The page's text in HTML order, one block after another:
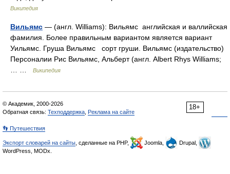
Википедия
Вильямс — (англ. Williams): Вильямс английская и валлийская
фамилия. Более правильным вариантом является вариант
Уильямс. Груша Вильямс сорт груши. Вильямс (издательство)
Персоналии Рис Вильямс, Альберт (англ. Albert Rhys Williams;
Википедия
18+
© Академик, 2000-2026
Обратная связь: Техподдержка Реклама на сайте
👣 Путешествия
Экспорт словарей на сайты , сделанные на PHP, Joomla,
Drupal,
WordPress, MODx.